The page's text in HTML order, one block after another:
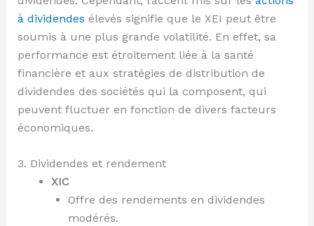
à dividendes élevés signifie que le XEI peut être
soumis à une plus grande volatilité. En effet, sa
performance est étroitement liée à la santé
financière et aux stratégies de distribution de
dividendes des sociétés qui la composent, qui
peuvent fluctuer en fonction de divers facteurs
économiques.
3. Dividendes et rendement
XIC
Offre des rendements en dividendes
modérés.